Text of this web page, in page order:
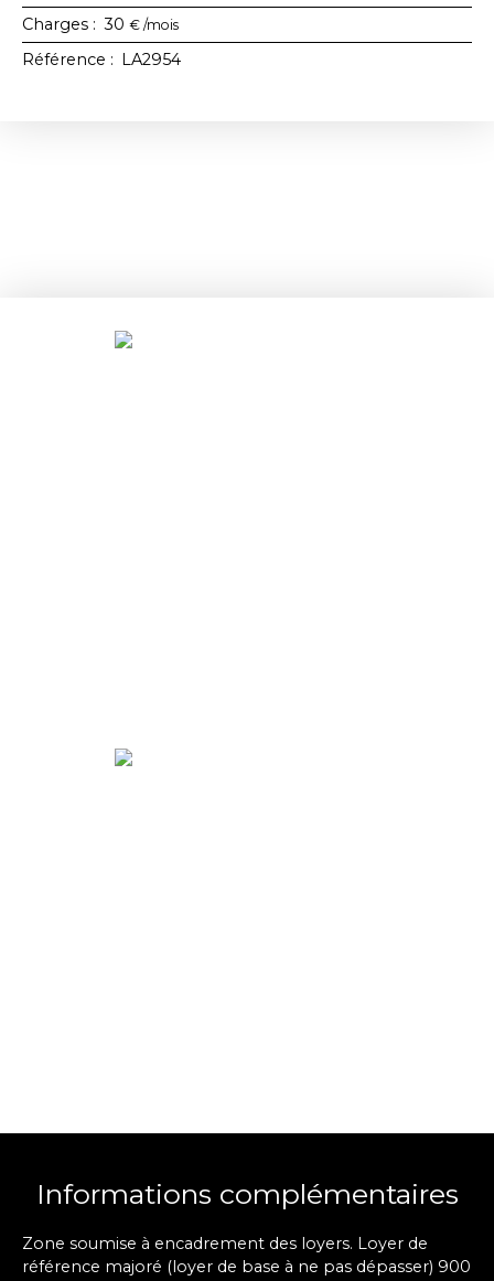
Charges : 30 € /mois
Référence : LA2954
Informations complémentaires
Zone soumise à encadrement des loyers. Loyer de
référence majoré (loyer de base à ne pas dépasser) 900